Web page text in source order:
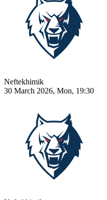
Neftekhimik
30 March 2026, Mon, 19:30